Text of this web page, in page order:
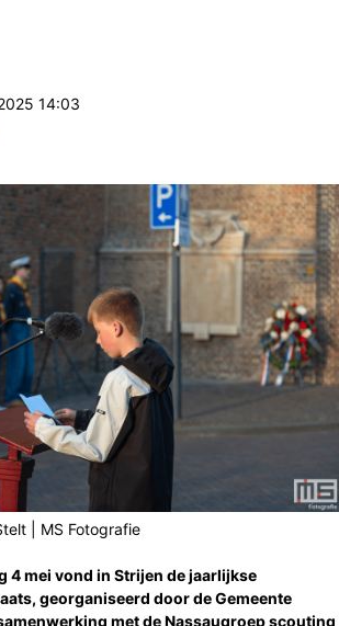
14:03
| MS Fotografie
4 mei vond in Strijen de jaarlijkse
georganiseerd door de Gemeente
met de Nassaugroep scouting